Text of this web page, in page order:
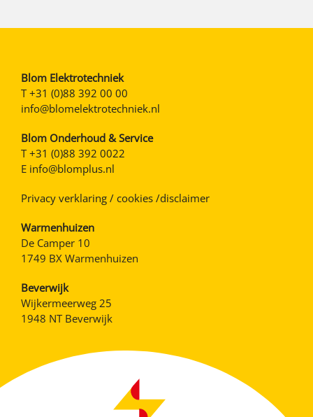
Blom Elektrotechniek
T+31 (0)88 392 00 00
info@blomelektrotechniek.nl
Blom Onderhoud & Service
T+31 (0)88 392 0022
E info@blomplus.nl
Privacy verklaring / cookies /disclaimer
Warmenhuizen
De Camper 10
1749 BX Warmenhuizen
Beverwijk
Wijkermeerweg 25
1948 NT Beverwijk